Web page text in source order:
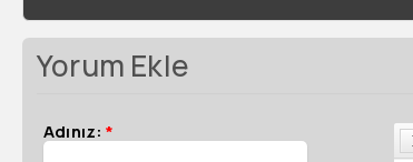
Yorum Ekle
Adınız: *